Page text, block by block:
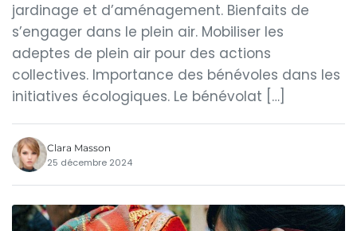
jardinage et d’aménagement. Bienfaits de
s’engager dans le plein air. Mobiliser les
adeptes de plein air pour des actions
collectives. Importance des bénévoles dans les
initiatives écologiques. Le bénévolat […]
Clara Masson
25 décembre 2024